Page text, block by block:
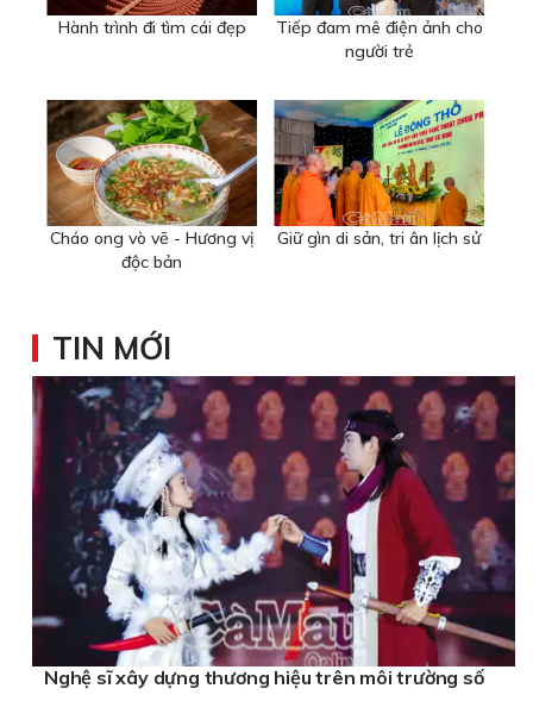
Hành trình đi tìm cái đẹp
Tiếp đam mê điện ảnh cho
người trẻ
Cháo ong vò vẽ - Hương vị
độc bản
Giữ gìn di sản, tri ân lịch sử
TIN MỚI
Nghệ sĩ xây dựng thương hiệu trên môi trường số